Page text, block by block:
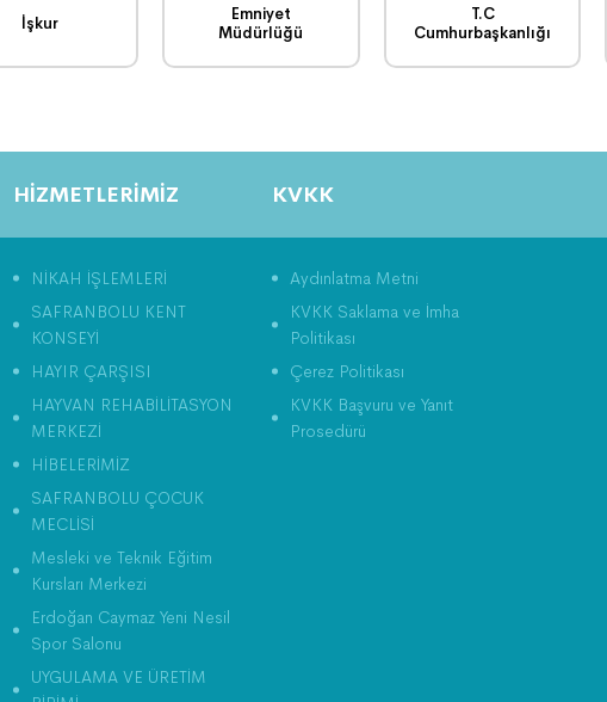
İşkur
Emniyet
Müdürlüğü
T.C
Cumhurbaşkanlığı
HİZMETLERİMİZ
NİKAH İŞLEMLERİ
SAFRANBOLU KENT
KONSEYİ
HAYIR ÇARŞISI
HAYVAN REHABİLİTASYON
MERKEZİ
HİBELERİMİZ
SAFRANBOLU ÇOCUK
MECLİSİ
Mesleki ve Teknik Eğitim
Kursları Merkezi
Erdoğan Caymaz Yeni Nesil
Spor Salonu
UYGULAMA VE ÜRETİM
KVKK
Aydınlatma Metni
KVKK Saklama ve İmha
Politikası
Çerez Politikası
KVKK Başvuru ve Yanıt
Prosedürü